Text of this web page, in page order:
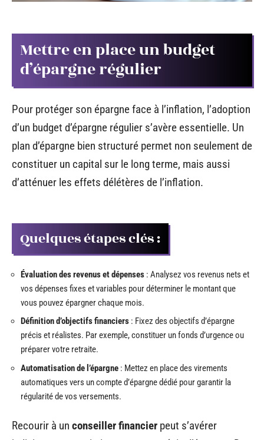
Mettre en place un budget
d’épargne régulier
Pour protéger son épargne face à l’inflation, l’adoption
d’un budget d’épargne régulier s’avère essentielle. Un
plan d’épargne bien structuré permet non seulement de
constituer un capital sur le long terme, mais aussi
d’atténuer les effets délétères de l’inflation.
Quelques étapes clés :
Évaluation des revenus et dépenses : Analysez vos revenus nets et
vos dépenses fixes et variables pour déterminer le montant que
vous pouvez épargner chaque mois.
Définition d’objectifs financiers : Fixez des objectifs d’épargne
précis et réalistes. Par exemple, constituer un fonds d’urgence ou
préparer votre retraite.
Automatisation de l’épargne : Mettez en place des virements
automatiques vers un compte d’épargne dédié pour garantir la
régularité de vos versements.
Recourir à un conseiller financier peut s’avérer